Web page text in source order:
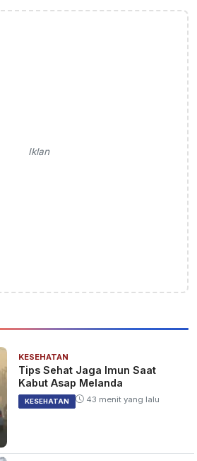
Iklan
KESEHATAN
Tips Sehat Jaga Imun Saat
Kabut Asap Melanda
KESEHATAN 43 menit yang lalu